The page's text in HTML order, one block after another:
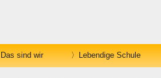
Das sind wir Lebendige Schule